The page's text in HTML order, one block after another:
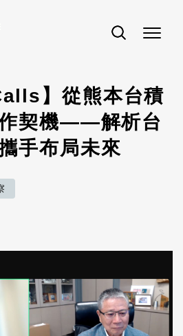
】從熊本台積
契機——解析台
手布局未來